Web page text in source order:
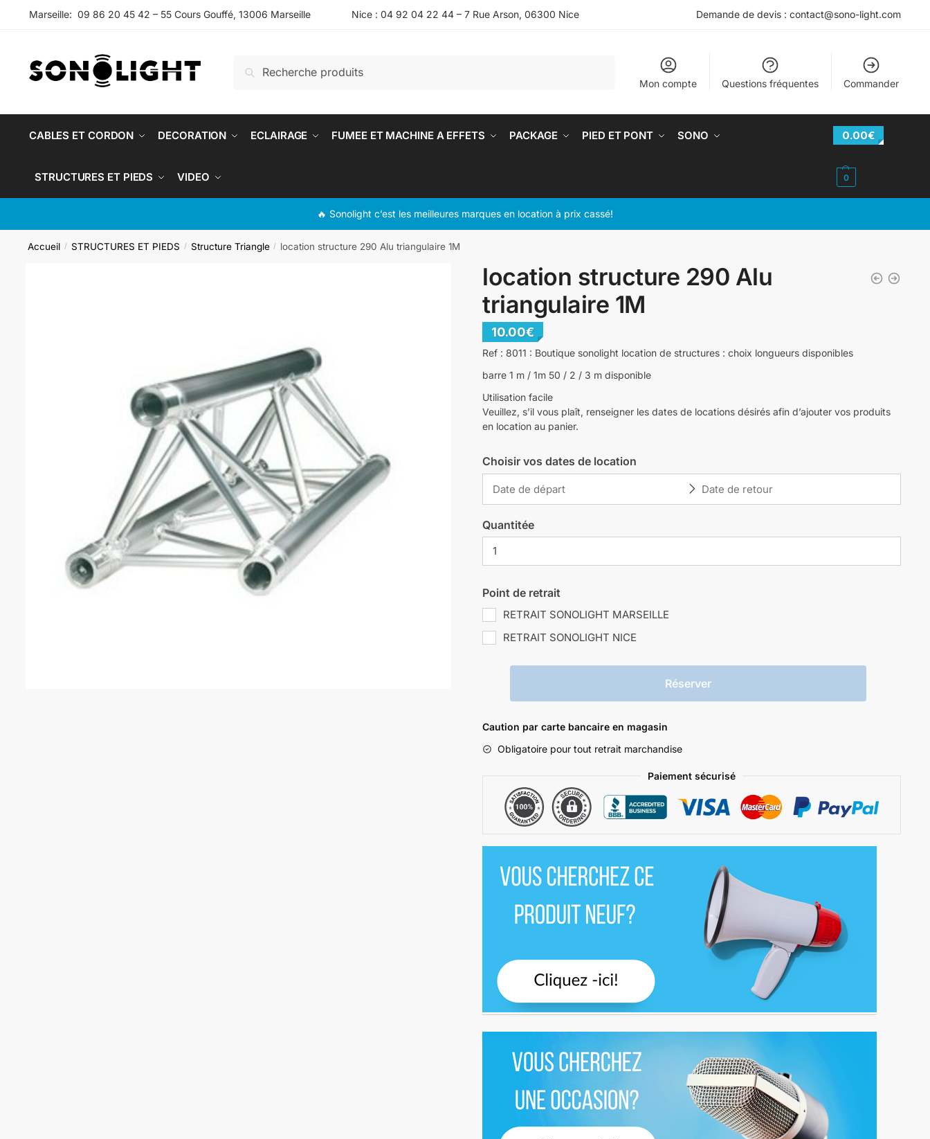
Marseille: 09 86 20 45 42 – 55 Cours Gouffé, 13006 Marseille Nice : 04 92 04 22 44 – 7 Rue Arson, 06300 Nice Demande de devis : contact@sono-light.com
Recherche
Mon compte Questions fréquentes Commander
CABLES ET CORDON DECORATION ECLAIRAGE FUMEE ET MACHINE A EFFETS PACKAGE PIED ET PONT SONO
STRUCTURES ET PIEDS VIDEO
0.00€
0
🔥 Sonolight c’est les meilleures marques en location à prix cassé!
Accueil / STRUCTURES ET PIEDS / Structure Triangle / location structure 290 Alu triangulaire 1M
location structure 290 Alu
triangulaire 1M
10.00€
Ref : 8011 : Boutique sonolight location de structures : choix longueurs disponibles
barre 1 m / 1m 50 / 2 / 3 m disponible
Utilisation facile
Veuillez, s’il vous plaît, renseigner les dates de locations désirés afin d’ajouter vos produits
en location au panier.
Choisir vos dates de location
Quantitée
Point de retrait
RETRAIT SONOLIGHT MARSEILLE
RETRAIT SONOLIGHT NICE
Réserver
Caution par carte bancaire en magasin
Obligatoire pour tout retrait marchandise
Paiement sécurisé